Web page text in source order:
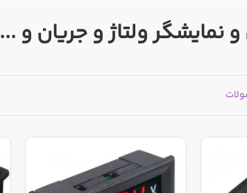
نمایشگر ولتاژ و جریان و ...